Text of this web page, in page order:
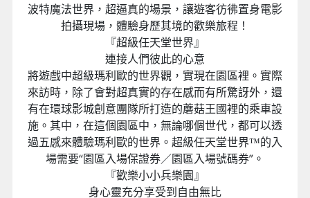
歡樂暢遊環球影城
集冒險、驚喜、歡樂的樂園
到大阪必訪的《環球影城》，占地54公頃，是集結多
種主題的超大型樂園，除了特別從好萊塢及佛羅里達
環球影城中，挑選最受歡迎的刺激娛樂設施外，還有